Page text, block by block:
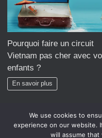
Pourquoi faire un circuit
Vietnam pas cher avec
enfants ?
En savoir plus
We use cookies to
experience on our website.
will assume